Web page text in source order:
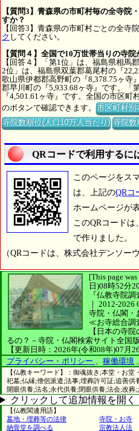
【質問3】青森県の市町村毎の全寺院
すか？
【回答3】青森県の市町村ごとの全寺
ク してください。
【質問４】全国で10万世帯当りの寺
【回答４】「第1位」は、福島県相馬
2位」は、福島県双葉郡葛尾村の『
歌山県伊都郡高野町の『8,378.75ヶ寺
郡早川町の『5,933.68ヶ寺』です。「
『4,501.61ヶ寺』です。全国の市区
のボタンで確認できます。市区町村別
寺院数順位(人口10万人当たり) 寺院数
QRコードで利用するに
このページをス
は、上記のQRコ
ホームページが
このQRコードは、
で作りました。
（QRコードは、株式会社デンソー
[This page
日)08時52分
『仏教寺院
｜ 2012-2026
寺院・仏閣・
≪お寺総合調
【日本の寺院
るの？－寺院・仏閣検索サイト全国版
【更新日時：2026年(令和08年)07月
プライバシー・ポリシー 、 稼働環境 、
【仏教キーワード】：御魂抜き;本堂・お
祀墓;仏縁;僧侶派遣;法事;埋葬許可証;追善供
開眼供養;法名;永代供養;閉眼供養;法会;改葬
クリックして追加情報を開く
【仏教関連用語】
墓地・埋葬等の法律
寺院・お寺
納骨堂を調べる
宗教法人法